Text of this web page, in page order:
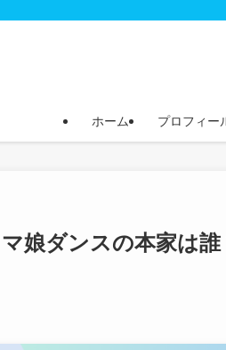
ホーム プロフィー
マ娘ダンスの本家は